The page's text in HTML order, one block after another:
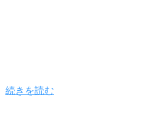
続きを読む